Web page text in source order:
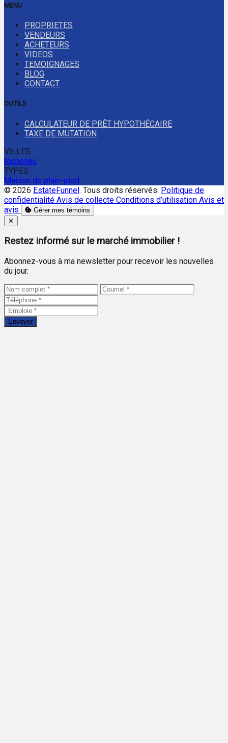
MENU
PROPRIETES
VENDEURS
ACHETEURS
VIDEOS
TEMOIGNAGES
BLOG
CONTACT
OUTILS
CALCULATEUR DE PRÊT HYPOTHÉCAIRE
TAXE DE MUTATION
VILLES
Richelieu
TYPES
Maison de plain-pied
© 2026 EstateFunnel. Tous droits réservés. Politique de
confidentialité Avis de collecte Conditions d’utilisation Avis et
avis
Gérer mes témoins
Close
✕
Restez informé sur le marché immobilier !
Abonnez-vous à ma newsletter pour recevoir les nouvelles
du jour.
Envoyer